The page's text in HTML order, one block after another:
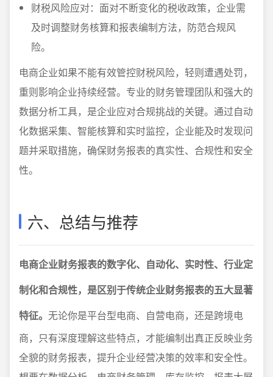
财税风险应对：面对不断变化的税收政策，企业需
及时调整财务核算和报表编制方法，防范合规风
险。
电商企业如果不能有效管控财税风险，轻则遭遇处罚，
重则影响企业持续经营。专业的财务管理团队和强大的
数据分析工具，是企业应对合规挑战的关键。通过自动
化数据采集、智能核算和实时监控，企业能及时发现问
题并采取措施，确保财务报表的真实性、合规性和安全
性。
六、总结与推荐
电商企业财务报表的数字化、自动化、实时性、行业定
制化和合规性，是区别于传统企业财务报表的五大显著
特征。 无论你是平台型电商、自营电商，还是跨境电
商，只有深度理解这些特点，才能编制出真正反映业务
全貌的财务报表，提升企业经营决策的效率和安全性。